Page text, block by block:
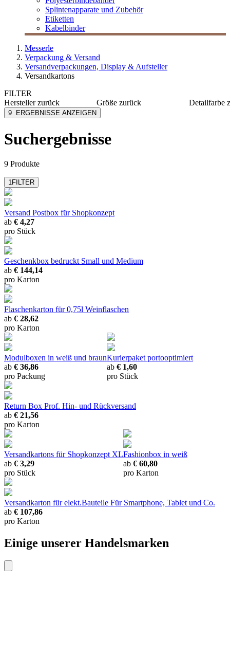
Splintenapparate und Zubehör
Etiketten
Kabelbinder
Messerle
Verpackung & Versand
Versandverpackungen, Display & Aufsteller
Versandkartons
FILTER
Herstellerzurück
ColomPac
Nips
Größe zurück
Detailfarbe
9 ERGEBNISSE ANZEIGEN
Suchergebnisse
9 Produkte
1FILTER
Versand Postbox für Shopkonzept
ab € 4,27
pro Stück
Geschenkbox bedruckt Small und Medium
ab € 144,14
pro Karton
Flaschenkarton für 0,75l Weinflaschen
ab € 28,62
pro Karton
Modulboxen in weiß und braun
ab € 36,86
pro Packung
Kurierpaket portooptimiert
ab € 1,60
pro Stück
Return Box Prof. Hin- und Rückversand
ab € 21,56
pro Karton
Versandkartons für Shopkonzept XL
ab € 3,29
pro Stück
Fashionbox in weiß
ab € 60,80
pro Karton
Versandkarton für elekt.Bauteile Für Smartphone, Tablet und Co.
ab € 107,86
pro Karton
Einige unserer Handelsmarken